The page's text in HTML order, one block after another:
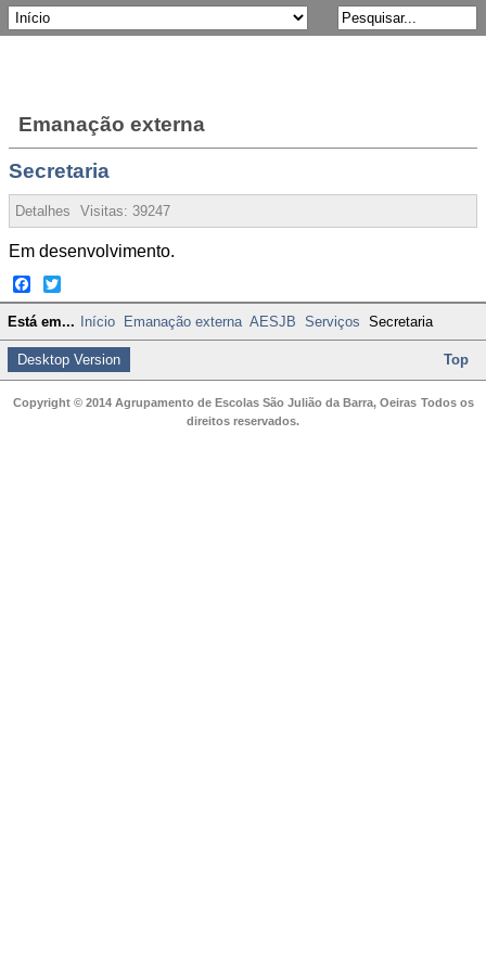
Emanação externa
Secretaria
Detalhes Visitas: 39247
Em desenvolvimento.
Facebook
Twitter
Está em... Início Emanação externa AESJB Serviços Secretaria
Desktop Version Top
Copyright © 2014 Agrupamento de Escolas São Julião da Barra, Oeiras Todos os
direitos reservados.